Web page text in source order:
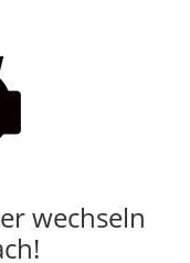
wechseln